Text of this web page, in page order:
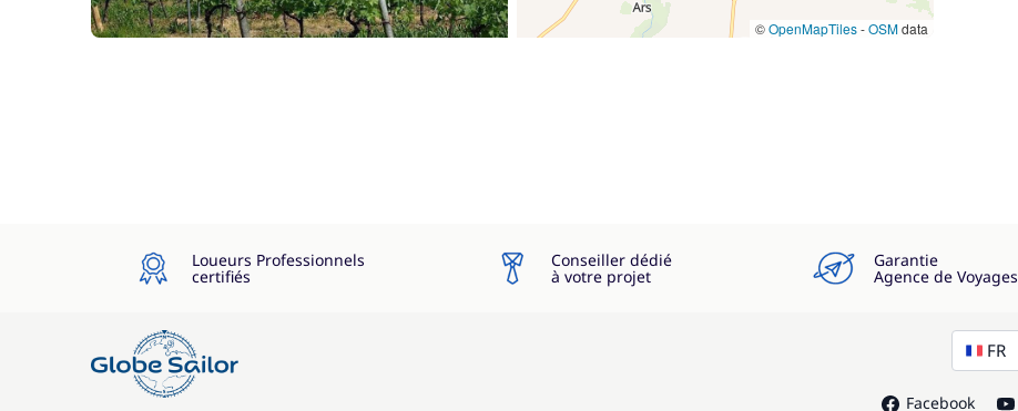
©OpenMapTiles-OSMdata
Loueurs Professionnels
certifiés
Conseiller dédié
à votre projet
Garantie
Agence de Voyages
FR
Facebook